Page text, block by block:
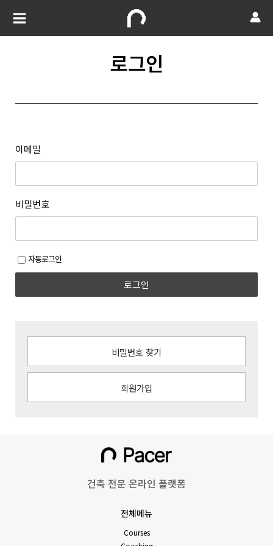
로그인
이메일
비밀번호
자동로그인
로그인
비밀번호 찾기
회원가입
건축 전문 온라인 플랫폼
전체메뉴
Courses